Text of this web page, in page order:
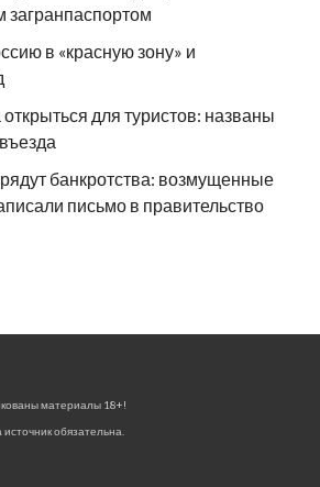
в «красную зону» и
для туристов: названы
банкротства: возмущенные
письмо в правительство
материалы 18+!
обязательна.